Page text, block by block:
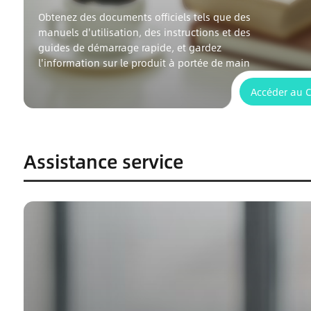
Obtenez des documents officiels tels que des
manuels d'utilisation, des instructions et des
guides de démarrage rapide, et gardez
l'information sur le produit à portée de main
Accéder au
Assistance service